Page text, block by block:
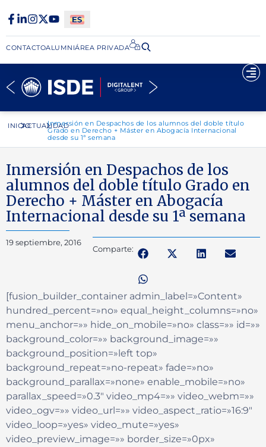
CONTACTOALUMNIÁREA PRIVADA​
INICIOACTUALIDADInmersión en Despachos de los alumnos del doble título
Grado en Derecho + Máster en Abogacía Internacional
desde su 1ª semana
Inmersión en Despachos de los
alumnos del doble título Grado en
Derecho + Máster en Abogacía
Internacional desde su 1ª semana
19 septiembre, 2016
Comparte:
[fusion_builder_container admin_label=»Content»
hundred_percent=»no» equal_height_columns=»no»
menu_anchor=»» hide_on_mobile=»no» class=»» id=»»
background_color=»» background_image=»»
background_position=»left top»
background_repeat=»no-repeat» fade=»no»
background_parallax=»none» enable_mobile=»no»
parallax_speed=»0.3″ video_mp4=»» video_webm=»»
video_ogv=»» video_url=»» video_aspect_ratio=»16:9″
video_loop=»yes» video_mute=»yes»
video_preview_image=»» border_size=»0px»